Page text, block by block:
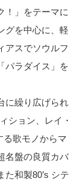
！」をテーマに
グを中心に、軽
アスでソウルフ
パラダイス」を
に繰り広げられ
ション、レイ・
る歌モノからマ
名盤の良質カバ
和製80’s シテ